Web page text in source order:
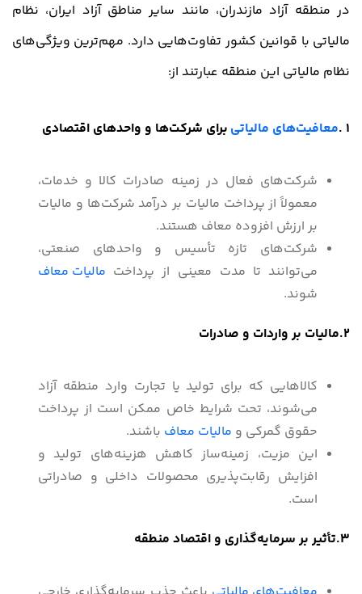
در منطقه آزاد مازندران، مانند سایر مناطق آزاد ایران، نظام
مالیاتی با قوانین کشور تفاوت‌هایی دارد. مهم‌ترین ویژگی‌های
نظام مالیاتی این منطقه عبارتند از:
1 . معافیت‌های مالیاتی برای شرکت‌ها و واحدهای اقتصادی
شرکت‌های فعال در زمینه صادرات کالا و خدمات،
معمولاً از پرداخت مالیات بر درآمد شرکت‌ها و مالیات
بر ارزش افزوده معاف هستند.
شرکت‌های تازه تأسیس و واحدهای صنعتی،
می‌توانند تا مدت معینی از پرداخت مالیات معاف
شوند.
2.مالیات بر واردات و صادرات
کالاهایی که برای تولید یا تجارت وارد منطقه آزاد
می‌شوند، تحت شرایط خاص ممکن است از پرداخت
حقوق گمرکی و مالیات معاف باشند.
این مزیت، زمینه‌ساز کاهش هزینه‌های تولید و
افزایش رقابت‌پذیری محصولات داخلی و صادراتی
است.
3.تأثیر بر سرمایه‌گذاری و اقتصاد منطقه